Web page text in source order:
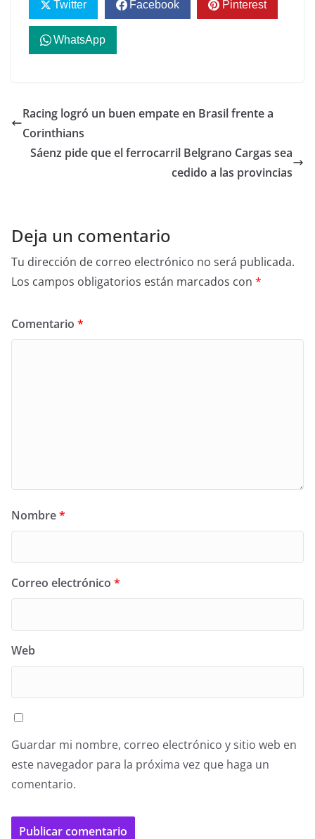
Twitter Facebook Pinterest
WhatsApp
Racing logró un buen empate en Brasil frente a
Corinthians
Sáenz pide que el ferrocarril Belgrano Cargas sea
cedido a las provincias
Deja un comentario
Tu dirección de correo electrónico no será publicada.
Los campos obligatorios están marcados con *
Comentario *
Nombre*
Correo electrónico *
Web
Guardar mi nombre, correo electrónico y sitio web en
este navegador para la próxima vez que haga un
comentario.